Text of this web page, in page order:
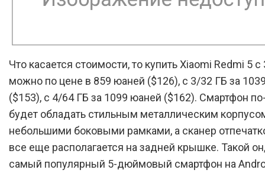
Что касается стоимости, то купить Xiaomi Redmi 5
можно по цене в 859 юаней ($126), с 3/32 ГБ за
($153), с 4/64 ГБ за 1099 юаней ($162). Смартфон
будет обладать стильным металлическим
небольшими боковыми рамками, а сканер
все еще располагается на задней крышке. Такой
самый популярный 5-дюймовый смартфон на